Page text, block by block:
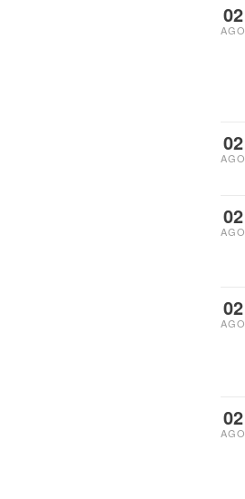
02
AGO
02
AGO
02
AGO
02
AGO
02
AGO